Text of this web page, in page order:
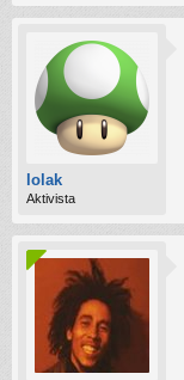
lolak
Aktivista